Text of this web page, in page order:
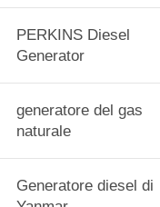
PERKINS Diesel
Generator
generatore del gas
naturale
Generatore diesel di